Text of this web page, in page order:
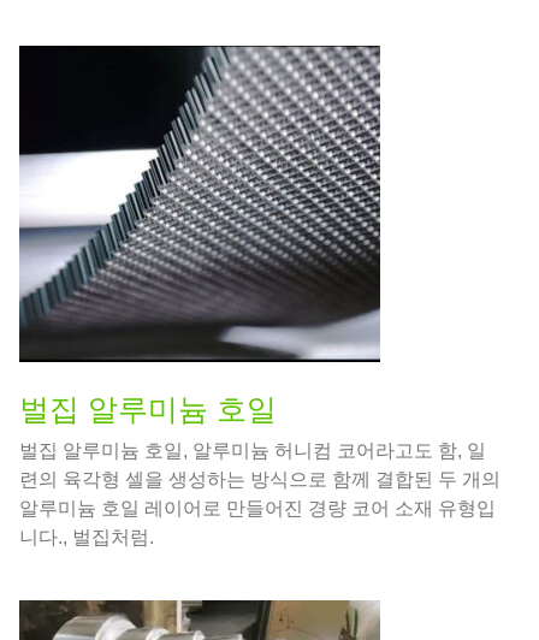
벌집 알루미늄 호일
벌집 알루미늄 호일, 알루미늄 허니컴 코어라고도 함, 일
련의 육각형 셀을 생성하는 방식으로 함께 결합된 두 개의
알루미늄 호일 레이어로 만들어진 경량 코어 소재 유형입
니다., 벌집처럼.